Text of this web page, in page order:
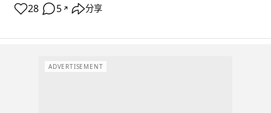
28 5 ↗ 分享
ADVERTISEMENT